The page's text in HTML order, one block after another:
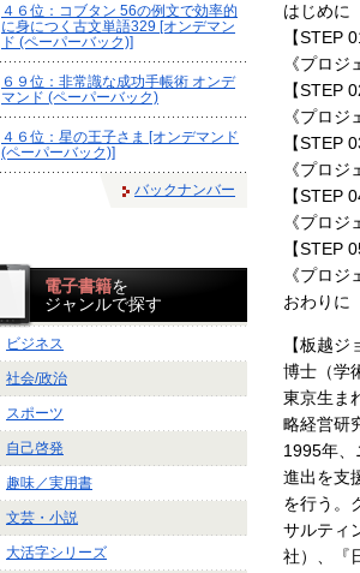
はじめに
【STEP
《プロ
【STEP
《プロ
【STEP
《プロ
【STEP
《プロ
【STEP
《プロ
おわりに
【板越
博士（学
東京生ま
略経営研
1995年、
進出を支
を行う。
サルティ
社）、『
４６位：コブタン 56の例文で効率的
に身につく古文単語329 [オンデマン
ド (ペーパーバック)]
６９位：非常識な成功手帳術 オンデ
マンド (ペーパーバック)
４６位：星の王子さま [オンデマンド
(ペーパーバック)]
バックナンバー
電子書籍を
ジャンルで探す
ビジネス
社会/政治
スポーツ
自己啓発
趣味／実用書
文芸・小説
大活字シリーズ